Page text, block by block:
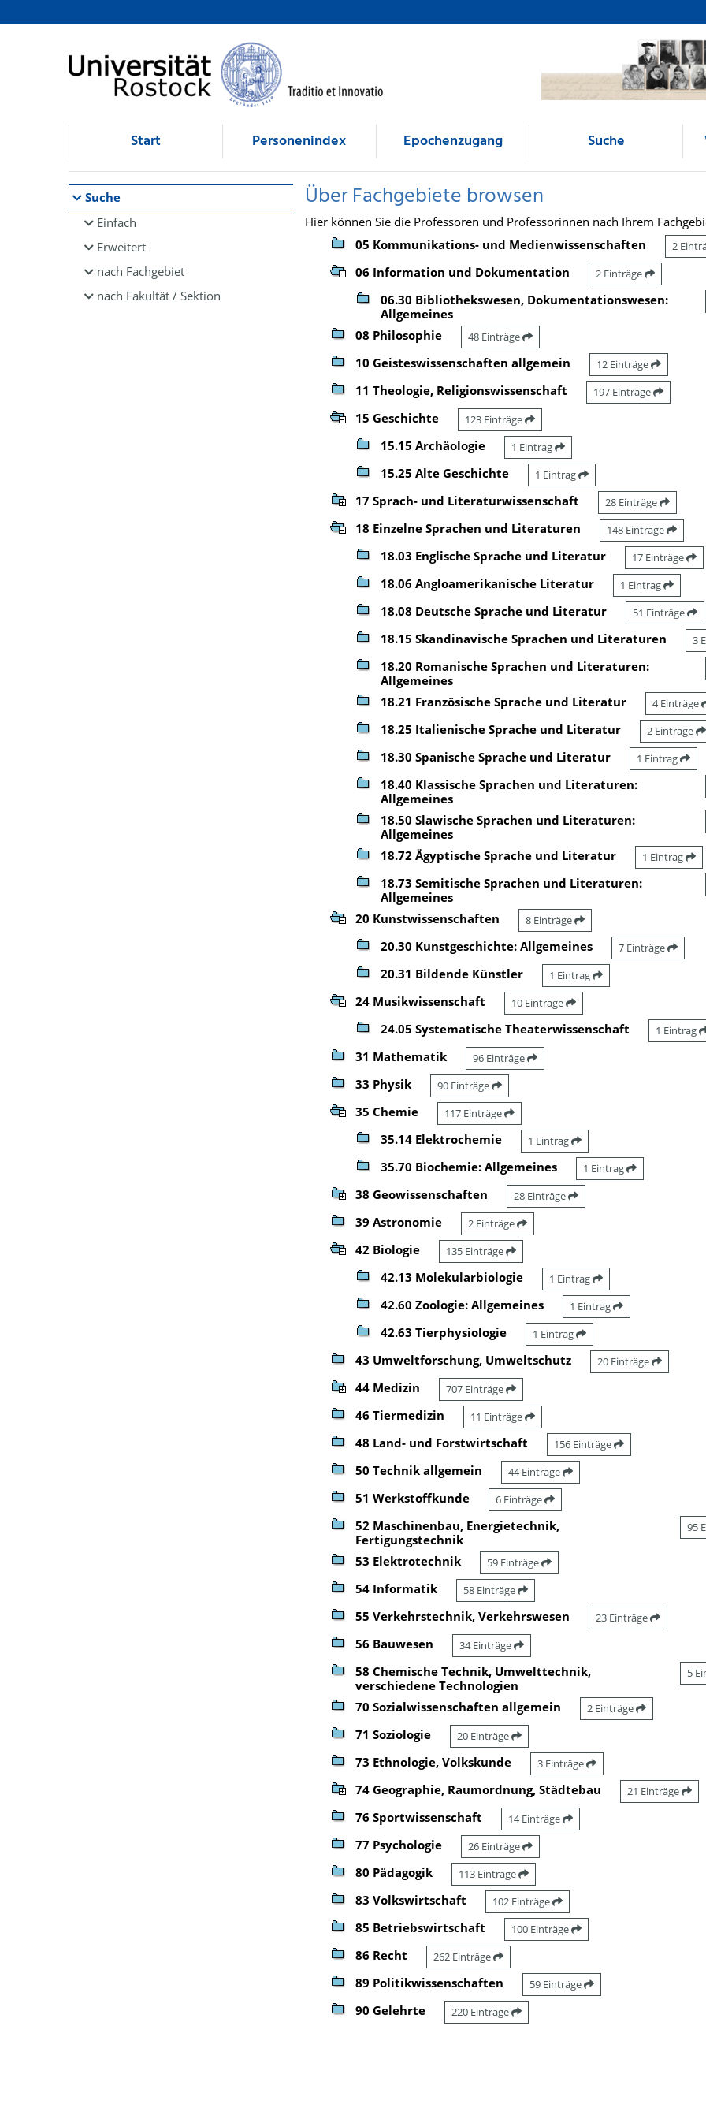
Browsen
direkt zum Inhalt
Start Personenindex Epochenzugang Suche
Suche
Einfach
Erweitert
nach Fachgebiet
nach Fakultät / Sektion
Über Fachgebiete browsen
Hier können Sie die Professoren und Professorinnen nach Ihrem
05 Kommunikations- und Medienwissenschaften
2
06 Information und Dokumentation 2 Einträge
06.30 Bibliothekswesen, Dokumentationswesen:
Allgemeines
08 Philosophie 48 Einträge
10 Geisteswissenschaften allgemein 12 Einträge
11 Theologie, Religionswissenschaft 197 Einträge
15 Geschichte 123 Einträge
15.15 Archäologie 1 Eintrag
15.25 Alte Geschichte 1 Eintrag
17 Sprach- und Literaturwissenschaft 28 Einträge
18 Einzelne Sprachen und Literaturen 148 Einträge
18.03 Englische Sprache und Literatur 17 Einträge
18.06 Angloamerikanische Literatur 1 Eintrag
18.08 Deutsche Sprache und Literatur 51 Einträge
18.15 Skandinavische Sprachen und Literaturen 3
18.20 Romanische Sprachen und Literaturen:
Allgemeines
18.21 Französische Sprache und Literatur 4 Einträge
18.25 Italienische Sprache und Literatur 2 Einträge
18.30 Spanische Sprache und Literatur 1 Eintrag
18.40 Klassische Sprachen und Literaturen:
Allgemeines
18.50 Slawische Sprachen und Literaturen:
Allgemeines
18.72 Ägyptische Sprache und Literatur 1 Eintrag
18.73 Semitische Sprachen und Literaturen:
Allgemeines
20 Kunstwissenschaften 8 Einträge
20.30 Kunstgeschichte: Allgemeines 7 Einträge
20.31 Bildende Künstler 1 Eintrag
24 Musikwissenschaft 10 Einträge
24.05 Systematische Theaterwissenschaft 1 Eintrag
31 Mathematik 96 Einträge
33 Physik 90 Einträge
35 Chemie 117 Einträge
35.14 Elektrochemie 1 Eintrag
35.70 Biochemie: Allgemeines 1 Eintrag
38 Geowissenschaften 28 Einträge
39 Astronomie 2 Einträge
42 Biologie 135 Einträge
42.13 Molekularbiologie 1 Eintrag
42.60 Zoologie: Allgemeines 1 Eintrag
42.63 Tierphysiologie 1 Eintrag
43 Umweltforschung, Umweltschutz 20 Einträge
44 Medizin 707 Einträge
46 Tiermedizin 11 Einträge
48 Land- und Forstwirtschaft 156 Einträge
50 Technik allgemein 44 Einträge
51 Werkstoffkunde 6 Einträge
52 Maschinenbau, Energietechnik,
Fertigungstechnik
95
53 Elektrotechnik 59 Einträge
54 Informatik 58 Einträge
55 Verkehrstechnik, Verkehrswesen 23 Einträge
56 Bauwesen 34 Einträge
58 Chemische Technik, Umwelttechnik,
verschiedene Technologien
5
70 Sozialwissenschaften allgemein 2 Einträge
71 Soziologie 20 Einträge
73 Ethnologie, Volkskunde 3 Einträge
74 Geographie, Raumordnung, Städtebau 21 Einträge
76 Sportwissenschaft 14 Einträge
77 Psychologie 26 Einträge
80 Pädagogik 113 Einträge
83 Volkswirtschaft 102 Einträge
85 Betriebswirtschaft 100 Einträge
86 Recht 262 Einträge
89 Politikwissenschaften 59 Einträge
90 Gelehrte 220 Einträge